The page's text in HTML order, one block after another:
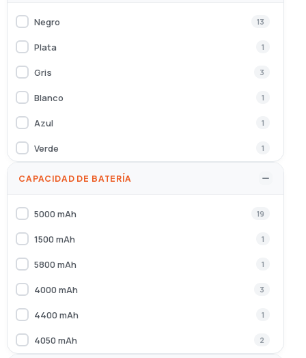
Negro 13
Plata 1
Gris 3
Blanco 1
Azul 1
Verde 1
Grafito
CAPACIDAD DE BATERÍA
5000 mAh 19
1500 mAh 1
5800 mAh 1
4000 mAh 3
4400 mAh 1
4050 mAh 2